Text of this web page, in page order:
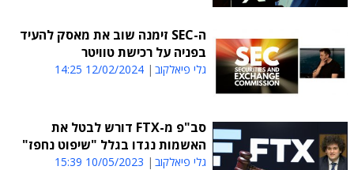
ה-SEC זימנה שוב את מאסק להעיד
בפניה על רכישת טוויטר
גלי פיאלקוב 12/02/2024 14:25
סב"פ מ-FTX דורש לבטל את
האשמות נגדו בגלל "שיפוט נחפז"
גלי פיאלקוב 10/05/2023 15:39